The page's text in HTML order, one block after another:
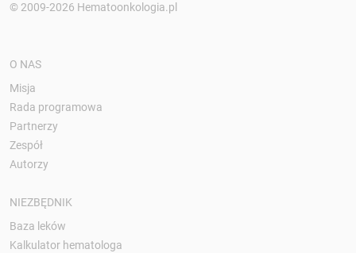
© 2009-2026 Hematoonkologia.pl
O NAS
Misja
Rada programowa
Partnerzy
Zespół
Autorzy
NIEZBĘDNIK
Baza leków
Kalkulator hematologa